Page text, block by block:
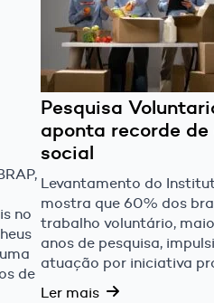
no
de
Pesquisa
aponta recorde
social
Levantamento do
mostra que 60% dos
trabalho voluntário,
anos de pesquisa,
atuação por iniciativa
Ler mais